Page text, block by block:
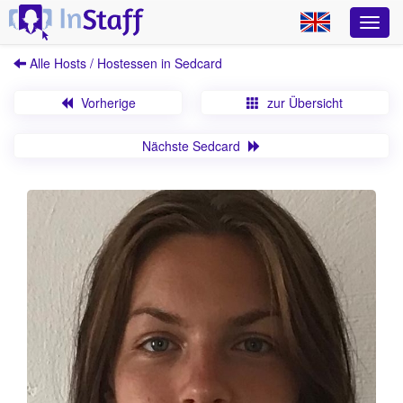
Alle Hosts / Hostessen in Sedcard
Vorherige zur Übersicht
Nächste Sedcard